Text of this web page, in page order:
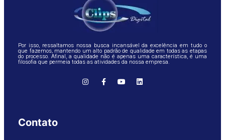
Por isso, ressaltamos nossa busca incansável da excelência em tudo o
que fazemos, mantendo um alto padrão de qualidade em todas as etapas
do processo. Afinal, a qualidade não é apenas uma característica, é uma
filosofia que permeia todas as atividades da nossa empresa.
Contato